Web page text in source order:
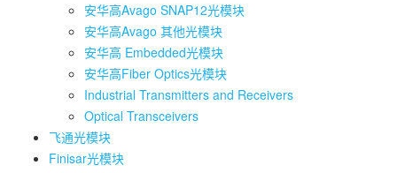
安华高Avago SNAP12光模块
安华高Avago 其他光模块
安华高 Embedded光模块
安华高Fiber Optics光模块
Industrial Transmitters and Receivers
Optical Transceivers
飞通光模块
Finisar光模块